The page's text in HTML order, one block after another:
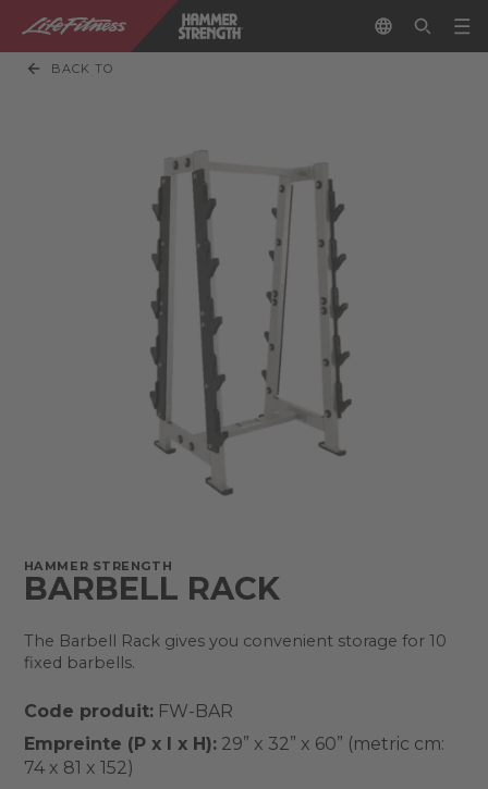
BACK TO
HAMMER STRENGTH
BARBELL RACK
The Barbell Rack gives you convenient storage for 10
fixed barbells.
Code produit:FW-BAR
Empreinte (P x l x H):29” x 32” x 60” (metric cm:
74 x 81 x 152)